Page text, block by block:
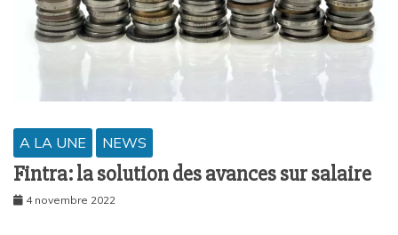
A LA UNE NEWS
Fintra: la solution des avances sur salaire
4 novembre 2022